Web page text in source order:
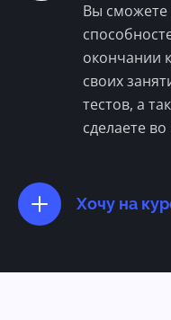
Вы сможете
окончании
своих
тестов, а
сделаете
Хочу на